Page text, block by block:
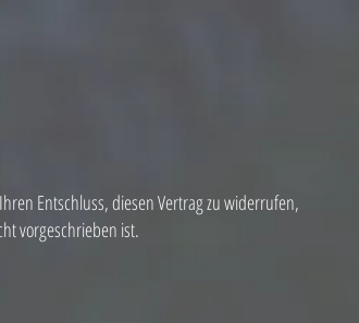
Entschluss, diesen Vertrag zu widerrufen,
vorgeschrieben ist.